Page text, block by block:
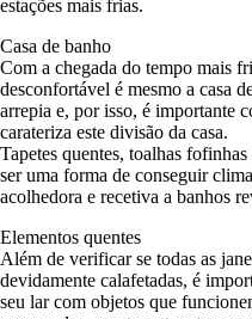
estações mais frias.
Casa de banho
Com a chegada do tempo mais
desconfortável é mesmo a casa
arrepia e, por isso, é importante
carateriza este divisão da casa.
Tapetes quentes, toalhas
ser uma forma de conseguir
acolhedora e recetiva a banhos
Elementos quentes
Além de verificar se todas as
devidamente calafetadas, é
seu lar com objetos que